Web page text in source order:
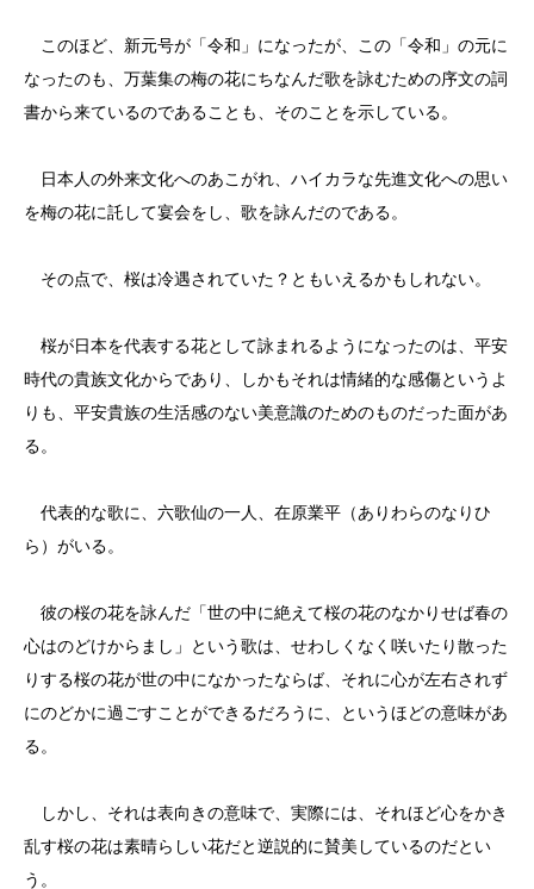
このほど、新元号が「令和」になったが、この「令和」の元に
なったのも、万葉集の梅の花にちなんだ歌を詠むための序文の詞
書から来ているのであることも、そのことを示している。
日本人の外来文化へのあこがれ、ハイカラな先進文化への思い
を梅の花に託して宴会をし、歌を詠んだのである。
その点で、桜は冷遇されていた？ともいえるかもしれない。
桜が日本を代表する花として詠まれるようになったのは、平安
時代の貴族文化からであり、しかもそれは情緒的な感傷というよ
りも、平安貴族の生活感のない美意識のためのものだった面があ
る。
代表的な歌に、六歌仙の一人、在原業平（ありわらのなりひ
ら）がいる。
彼の桜の花を詠んだ「世の中に絶えて桜の花のなかりせば春の
心はのどけからまし」という歌は、せわしくなく咲いたり散った
りする桜の花が世の中になかったならば、それに心が左右されず
にのどかに過ごすことができるだろうに、というほどの意味があ
る。
しかし、それは表向きの意味で、実際には、それほど心をかき
乱す桜の花は素晴らしい花だと逆説的に賛美しているのだとい
う。